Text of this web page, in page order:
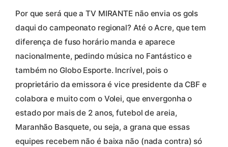
Por que será que a TV MIRANTE não envia os gols
daqui do campeonato regional? Até o Acre, que tem
diferença de fuso horário manda e aparece
nacionalmente, pedindo música no Fantástico e
também no Globo Esporte. Incrível, pois o
proprietário da emissora é vice presidente da CBF e
colabora e muito com o Volei, que envergonha o
estado por mais de 2 anos, futebol de areia,
Maranhão Basquete, ou seja, a grana que essas
equipes recebem não é baixa não (nada contra) só